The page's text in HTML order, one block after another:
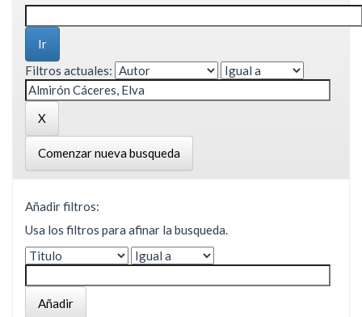
Filtros actuales:
Comenzar nueva busqueda
Añadir filtros:
Usa los filtros para afinar la busqueda.